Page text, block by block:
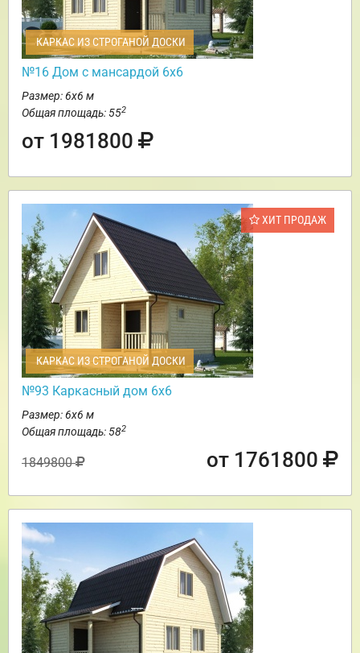
КАРКАС ИЗ СТРОГАНОЙ ДОСКИ
№16 Дом с мансардой 6х6
Размер: 6х6 м
Общая площадь: 552
от 1981800
ХИТ ПРОДАЖ
КАРКАС ИЗ СТРОГАНОЙ ДОСКИ
№93 Каркасный дом 6х6
Размер: 6х6 м
Общая площадь: 582
1849800 от 1761800